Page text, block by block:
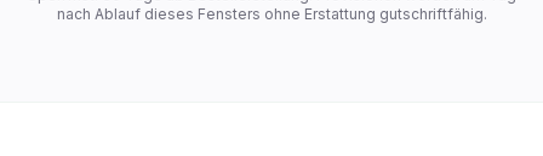
nach Ablauf dieses Fensters ohne Erstattung gutschriftfähig.